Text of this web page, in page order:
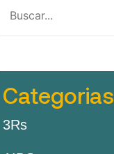
Categorias
3Rs